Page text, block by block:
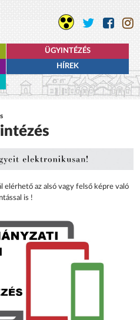
ÜGYINTÉZÉS
HÍREK
elérhető az alsó vagy felső képre való
is !